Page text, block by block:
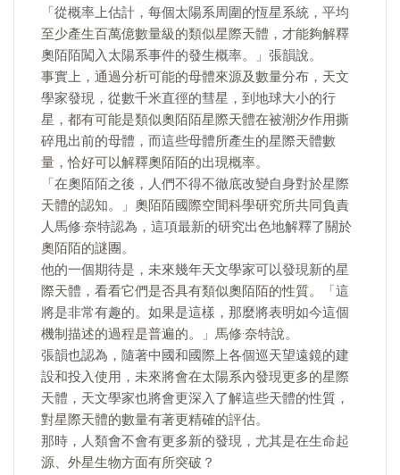
「從概率上估計，每個太陽系周圍的恆星系統，平均
至少產生百萬億數量級的類似星際天體，才能夠解釋
奧陌陌闖入太陽系事件的發生概率。」張韻說。
事實上，通過分析可能的母體來源及數量分布，天文
學家發現，從數千米直徑的彗星，到地球大小的行
星，都有可能是類似奧陌陌星際天體在被潮汐作用撕
碎甩出前的母體，而這些母體所產生的星際天體數
量，恰好可以解釋奧陌陌的出現概率。
「在奧陌陌之後，人們不得不徹底改變自身對於星際
天體的認知。」奧陌陌國際空間科學研究所共同負責
人馬修·奈特認為，這項最新的研究出色地解釋了關於
奧陌陌的謎團。
他的一個期待是，未來幾年天文學家可以發現新的星
際天體，看看它們是否具有類似奧陌陌的性質。「這
將是非常有趣的。如果是這樣，那麼將表明如今這個
機制描述的過程是普遍的。」馬修·奈特說。
張韻也認為，隨著中國和國際上各個巡天望遠鏡的建
設和投入使用，未來將會在太陽系內發現更多的星際
天體，天文學家也將會更深入了解這些天體的性質，
對星際天體的數量有著更精確的評估。
那時，人類會不會有更多新的發現，尤其是在生命起
源、外星生物方面有所突破？